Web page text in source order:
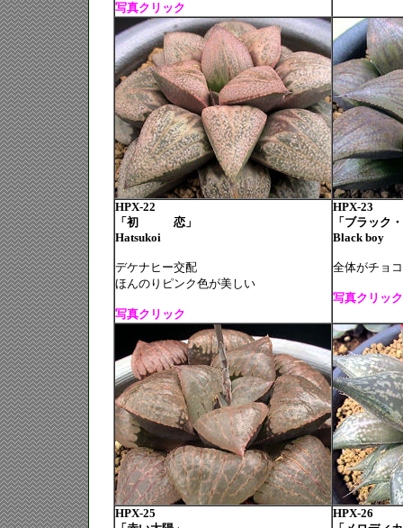
写真クリック
HPX-22
「初 恋」
Hatsukoi
デケナヒー交配
ほんのりピンク色が美しい
写真クリック
HPX-23
「ブラック
Black boy
全体がチョ
写真クリック
HPX-25
HPX-26